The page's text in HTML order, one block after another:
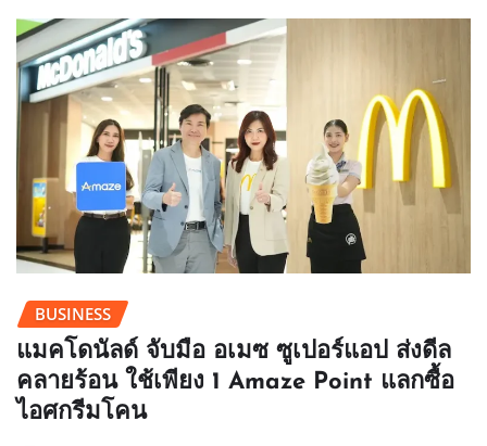
BUSINESS
แมคโดนัลด์ จับมือ อเมซ ซูเปอร์แอป ส่งดีล
คลายร้อน ใช้เพียง 1 Amaze Point แลกซื้อ
ไอศกรีมโคน